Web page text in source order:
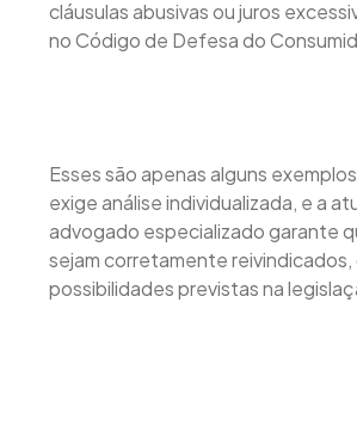
cláusulas abusivas ou juros
no Código de Defesa do
Esses são apenas alguns
exige análise individualizada, e a
advogado especializado garante
sejam corretamente
possibilidades previstas na